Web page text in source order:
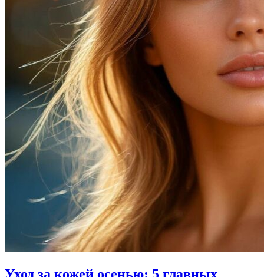
Уход за кожей осенью: 5 главных